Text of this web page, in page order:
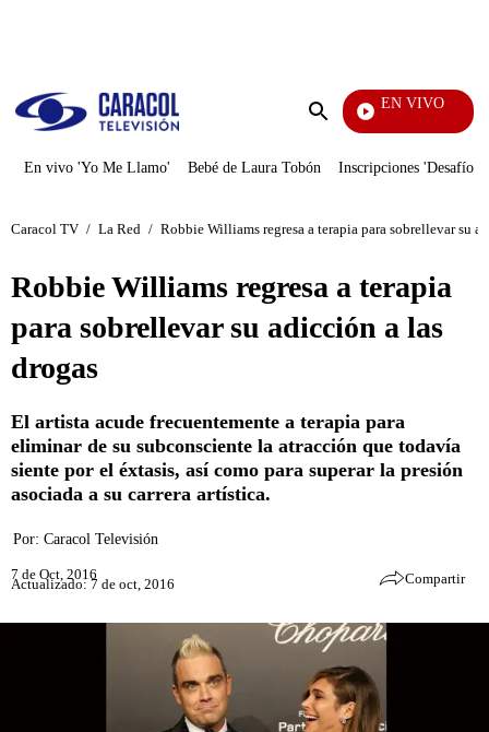
Enviar
EN VIVO
Los Informantes
En vivo 'Yo Me Llamo' Bebé de Laura Tobón Inscripciones 'Desafío'
Caracol TV / La Red / Robbie Williams regresa a terapia para sobrellevar su
Robbie Williams regresa a terapia
para sobrellevar su adicción a las
drogas
El artista acude frecuentemente a terapia para
eliminar de su subconsciente la atracción que todavía
siente por el éxtasis, así como para superar la presión
asociada a su carrera artística.
Por: Caracol Televisión
7 de Oct, 2016
Actualizado: 7 de oct, 2016 Compartir